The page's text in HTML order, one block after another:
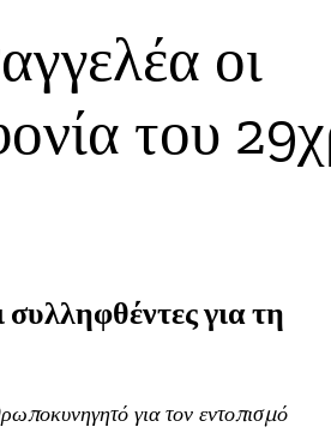
οι
του
για τη
για τον εντοπισμό